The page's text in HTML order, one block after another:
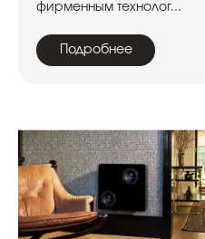
фирменным технолог...
Подробнее